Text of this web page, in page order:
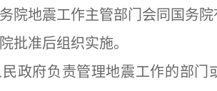
地震工作主管部门会同国务院
批准后组织实施。
府负责管理地震工作的部门